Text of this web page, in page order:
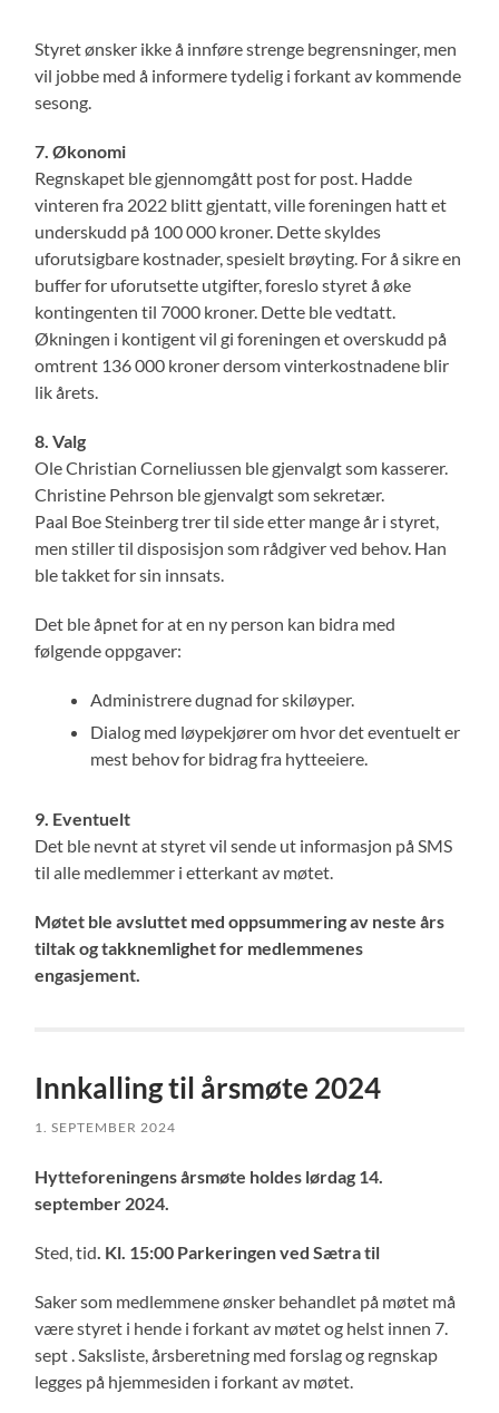
Styret ønsker ikke å innføre strenge begrensninger, men
vil jobbe med å informere tydelig i forkant av kommende
sesong.
7. Økonomi
Regnskapet ble gjennomgått post for post. Hadde
vinteren fra 2022 blitt gjentatt, ville foreningen hatt et
underskudd på 100 000 kroner. Dette skyldes
uforutsigbare kostnader, spesielt brøyting. For å sikre en
buffer for uforutsette utgifter, foreslo styret å øke
kontingenten til 7000 kroner. Dette ble vedtatt.
Økningen i kontigent vil gi foreningen et overskudd på
omtrent 136 000 kroner dersom vinterkostnadene blir
lik årets.
8. Valg
Ole Christian Corneliussen ble gjenvalgt som kasserer.
Christine Pehrson ble gjenvalgt som sekretær.
Paal Boe Steinberg trer til side etter mange år i styret,
men stiller til disposisjon som rådgiver ved behov. Han
ble takket for sin innsats.
Det ble åpnet for at en ny person kan bidra med
følgende oppgaver:
Administrere dugnad for skiløyper.
Dialog med løypekjører om hvor det eventuelt er
mest behov for bidrag fra hytteeiere.
9. Eventuelt
Det ble nevnt at styret vil sende ut informasjon på SMS
til alle medlemmer i etterkant av møtet.
Møtet ble avsluttet med oppsummering av neste års
tiltak og takknemlighet for medlemmenes
engasjement.
Innkalling til årsmøte 2024
1. SEPTEMBER 2024
Hytteforeningens årsmøte holdes lørdag 14.
september 2024.
Sted, tid . Kl. 15:00 Parkeringen ved Sætra til
Saker som medlemmene ønsker behandlet på møtet må
være styret i hende i forkant av møtet og helst innen 7.
sept . Saksliste, årsberetning med forslag og regnskap
legges på hjemmesiden i forkant av møtet.